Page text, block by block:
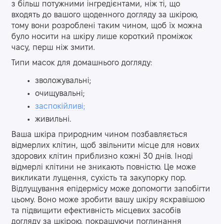
з більш потужними інгредієнтами, ніж ті, що
входять до вашого щоденного догляду за шкірою,
тому вони розроблені таким чином, щоб їх можна
було носити на шкіру лише короткий проміжок
часу, перш ніж змити.
Типи масок для домашнього догляду:
зволожувальні;
очищувальні;
заспокійливі;
живильні.
Ваша шкіра природним чином позбавляється
відмерлих клітин, щоб звільнити місце для нових
здорових клітин приблизно кожні 30 днів. Іноді
відмерлі клітини не зникають повністю. Це може
викликати лущення, сухість та закупорку пор.
Відлущування епідермісу може допомогти запобігти
цьому. Воно може зробити вашу шкіру яскравішою
та підвищити ефективність місцевих засобів
догляду за шкірою, покращуючи поглинання